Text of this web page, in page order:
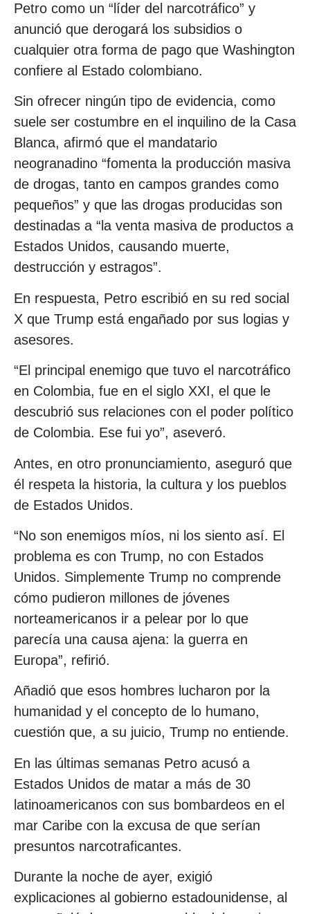
Petro como un “líder del narcotráfico” y
anunció que derogará los subsidios o
cualquier otra forma de pago que Washington
confiere al Estado colombiano.
Sin ofrecer ningún tipo de evidencia, como
suele ser costumbre en el inquilino de la Casa
Blanca, afirmó que el mandatario
neogranadino “fomenta la producción masiva
de drogas, tanto en campos grandes como
pequeños” y que las drogas producidas son
destinadas a “la venta masiva de productos a
Estados Unidos, causando muerte,
destrucción y estragos”.
En respuesta, Petro escribió en su red social
X que Trump está engañado por sus logias y
asesores.
“El principal enemigo que tuvo el narcotráfico
en Colombia, fue en el siglo XXI, el que le
descubrió sus relaciones con el poder político
de Colombia. Ese fui yo”, aseveró.
Antes, en otro pronunciamiento, aseguró que
él respeta la historia, la cultura y los pueblos
de Estados Unidos.
“No son enemigos míos, ni los siento así. El
problema es con Trump, no con Estados
Unidos. Simplemente Trump no comprende
cómo pudieron millones de jóvenes
norteamericanos ir a pelear por lo que
parecía una causa ajena: la guerra en
Europa”, refirió.
Añadió que esos hombres lucharon por la
humanidad y el concepto de lo humano,
cuestión que, a su juicio, Trump no entiende.
En las últimas semanas Petro acusó a
Estados Unidos de matar a más de 30
latinoamericanos con sus bombardeos en el
mar Caribe con la excusa de que serían
presuntos narcotraficantes.
Durante la noche de ayer, exigió
explicaciones al gobierno estadounidense, al